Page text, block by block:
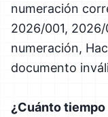
numeración
2026/001,
numeración,
documento
¿Cuánto